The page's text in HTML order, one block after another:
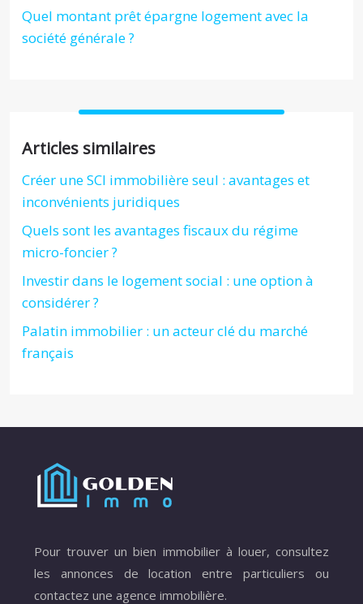
Quel montant prêt épargne logement avec la
société générale ?
Articles similaires
Créer une SCI immobilière seul : avantages et
inconvénients juridiques
Quels sont les avantages fiscaux du régime
micro-foncier ?
Investir dans le logement social : une option à
considérer ?
Palatin immobilier : un acteur clé du marché
français
Pour trouver un bien immobilier à louer, consultez
les annonces de location entre particuliers ou
contactez une agence immobilière.